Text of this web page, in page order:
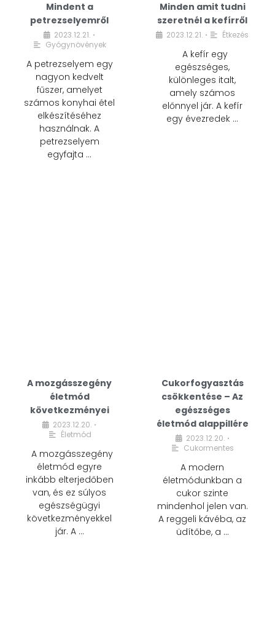
Mindent a
petrezselyemről
2023.12.21. •
Gyógynövények
A petrezselyem egy
nagyon kedvelt
fűszer, amelyet
számos konyhai étel
elkészítéséhez
használnak. A
petrezselyem
egyfajta …
Minden amit tudni
szeretnél a kefírről
2023.12.21. • Étkezés
A kefír egy
egészséges,
különleges italt,
amely számos
előnnyel jár. A kefír
egy évezredek …
A mozgásszegény
életmód
következményei
2023.12.20. •
Életmód
A mozgásszegény
életmód egyre
inkább elterjedőben
van, és ez súlyos
egészségügyi
következményekkel
jár. A …
Cukorfogyasztás
csökkentése – Az
egészséges
életmód alappillére
2023.12.20. •
Cukormentes
A modern
életmódunkban a
cukor szinte
mindenhol jelen van.
A reggeli kávéba, az
üdítőbe, a …